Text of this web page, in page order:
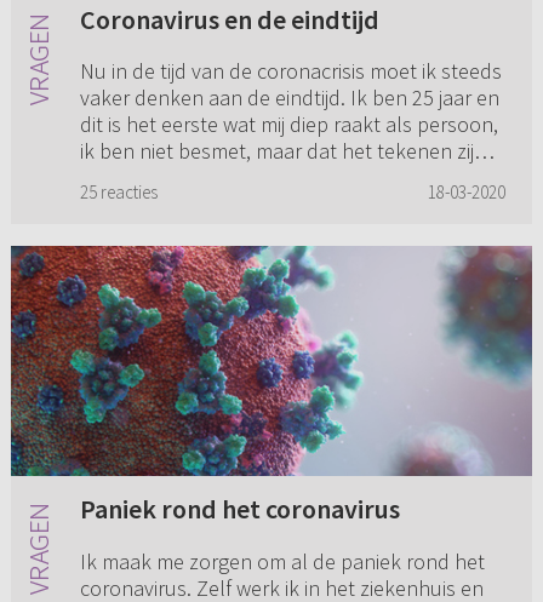
Coronavirus en de eindtijd
Nu in de tijd van de coronacrisis moet ik steeds
vaker denken aan de eindtijd. Ik ben 25 jaar en
dit is het eerste wat mij diep raakt als persoon,
ik ben niet besmet, maar dat het tekenen zijn
25 reacties 18-03-2020
Paniek rond het coronavirus
Ik maak me zorgen om al de paniek rond het
coronavirus. Zelf werk ik in het ziekenhuis en